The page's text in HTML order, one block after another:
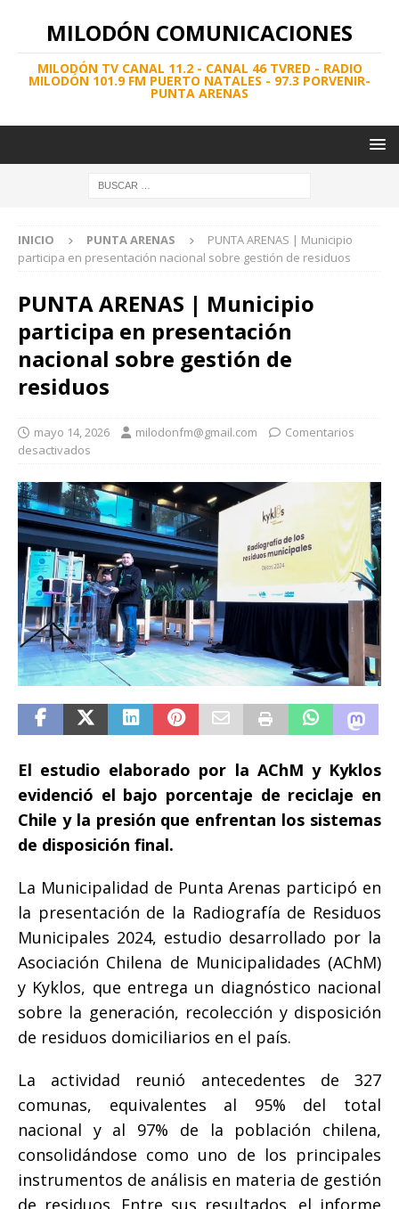
MILODÓN COMUNICACIONES
MILODÓN TV CANAL 11.2 - CANAL 46 TVRED - RADIO
MILODÓN 101.9 FM PUERTO NATALES - 97.3 PORVENIR-
PUNTA ARENAS
INICIO PUNTA ARENAS
PUNTA ARENAS | Municipio
participa en presentación nacional sobre gestión de residuos
PUNTA ARENAS | Municipio
participa en presentación
nacional sobre gestión de
residuos
mayo 14, 2026 milodonfm@gmail.com
Comentarios
desactivados
El estudio elaborado por la AChM y Kyklos
evidenció el bajo porcentaje de reciclaje en
Chile y la presión que enfrentan los sistemas
de disposición final.
La Municipalidad de Punta Arenas participó en
la presentación de la Radiografía de Residuos
Municipales 2024, estudio desarrollado por la
Asociación Chilena de Municipalidades (AChM)
y Kyklos, que entrega un diagnóstico nacional
sobre la generación, recolección y disposición
de residuos domiciliarios en el país.
La actividad reunió antecedentes de 327
comunas, equivalentes al 95% del total
nacional y al 97% de la población chilena,
consolidándose como uno de los principales
instrumentos de análisis en materia de gestión